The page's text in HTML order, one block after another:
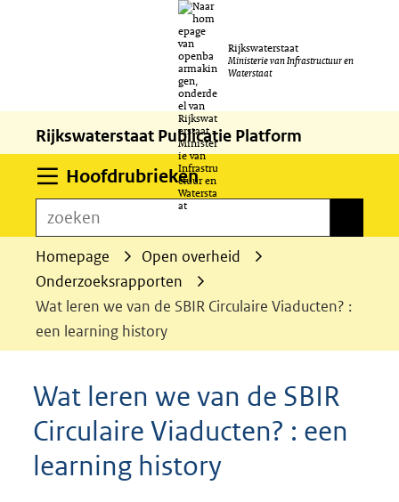
naar
de
inhoud
Rijkswaterstaat
Ministerie van Infrastructuur en
Waterstaat
Rijkswaterstaat Publicatie Platform
HoofdrubriekenUitklappen
zoeken
Homepage
Open overheid
Onderzoeksrapporten
Wat leren we van de SBIR Circulaire Viaducten? :
een learning history
Wat leren we van de SBIR
Circulaire Viaducten? : een
learning history